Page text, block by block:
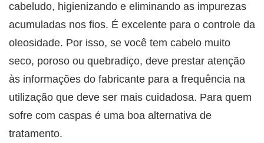
cabeludo, higienizando e eliminando as impurezas
acumuladas nos fios. É excelente para o controle da
oleosidade. Por isso, se você tem cabelo muito
seco, poroso ou quebradiço, deve prestar atenção
às informações do fabricante para a frequência na
utilização que deve ser mais cuidadosa. Para quem
sofre com caspas é uma boa alternativa de
tratamento.